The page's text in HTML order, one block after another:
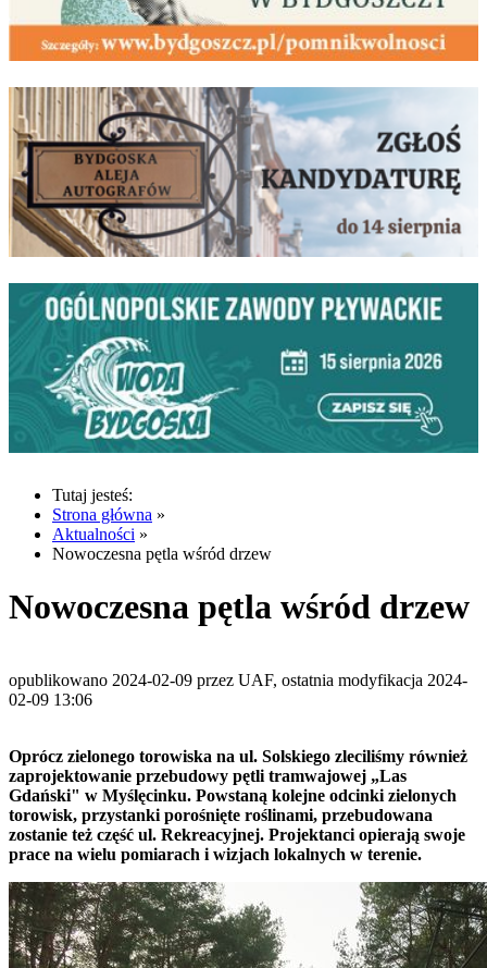
Tutaj jesteś:
Strona główna »
Aktualności »
Nowoczesna pętla wśród drzew
Nowoczesna pętla wśród drzew
opublikowano 2024-02-09 przez UAF, ostatnia modyfikacja 2024-
02-09 13:06
Oprócz zielonego torowiska na ul. Solskiego zleciliśmy również
zaprojektowanie przebudowy pętli tramwajowej „Las
Gdański" w Myślęcinku. Powstaną kolejne odcinki zielonych
torowisk, przystanki porośnięte roślinami, przebudowana
zostanie też część ul. Rekreacyjnej. Projektanci opierają swoje
prace na wielu pomiarach i wizjach lokalnych w terenie.